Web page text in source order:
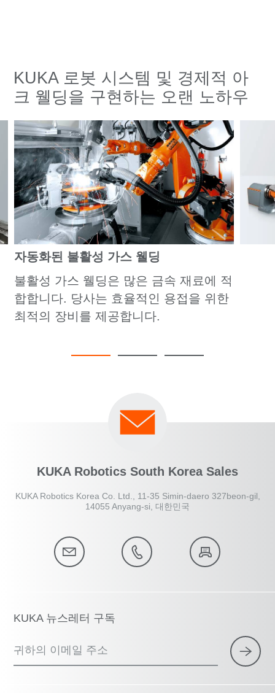
KUKA 로봇 시스템 및 경제적 아
크 웰딩을 구현하는 오랜 노하우
자동화된 불활성 가스 웰딩
불활성 가스 웰딩은 많은 금속 재료에 적
합합니다. 당사는 효율적인 용접을 위한
최적의 장비를 제공합니다.
KUKA Robotics South Korea Sales
KUKA Robotics Korea Co. Ltd., 11-35 Simin-daero 327beon-gil,
14055 Anyang-si, 대한민국
KUKA 뉴스레터 구독
귀하의 이메일 주소